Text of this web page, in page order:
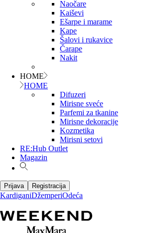
Naočare
Kaiševi
Ešarpe i marame
Kape
Šalovi i rukavice
Čarape
Nakit
HOME
HOME
Difuzeri
Mirisne sveće
Parfemi za tkanine
Mirisne dekoracije
Kozmetika
Mirisni setovi
RE:Hub Outlet
Magazin
Prijava Registracija
KardiganiDžemperiOdeća